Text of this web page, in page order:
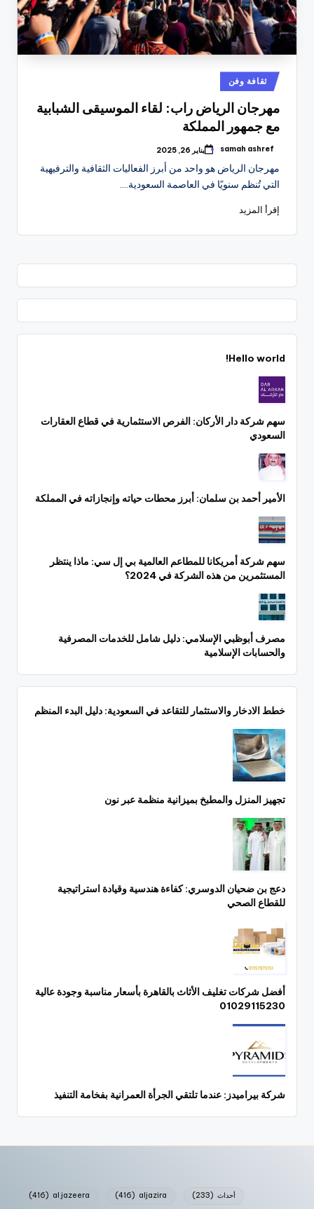
نُشر
في
ثقافة وفن
مهرجان الرياض راب: لقاء الموسيقى الشبابية
مع جمهور المملكة
تمّ
بواسطة
samah ashref يناير 26, 2025
مهرجان الرياض هو واحد من أبرز الفعاليات الثقافية والترفيهية
التي تُنظم سنويًا في العاصمة السعودية.…
إقرأ المزيد
Hello world!
سهم شركة دار الأركان: الفرص الاستثمارية في قطاع العقارات
السعودي
الأمير أحمد بن سلمان: أبرز محطات حياته وإنجازاته في المملكة
سهم شركة أمريكانا للمطاعم العالمية بي إل سي: ماذا ينتظر
المستثمرين من هذه الشركة في 2024؟
مصرف أبوظبي الإسلامي: دليل شامل للخدمات المصرفية
والحسابات الإسلامية
خطط الادخار والاستثمار للتقاعد في السعودية: دليل البدء المنظم
تجهيز المنزل والمطبخ بميزانية منظمة عبر نون
دعج بن ضحيان الدوسري: كفاءة هندسية وقيادة استراتيجية
للقطاع الصحي
أفضل شركات تغليف الأثاث بالقاهرة بأسعار مناسبة وجودة عالية
01029115230
شركة بيراميدز: عندما تلتقي الجرأة العمرانية بفخامة التنفيذ
al jazeera
(416) aljazira
(416) أحداث (233)